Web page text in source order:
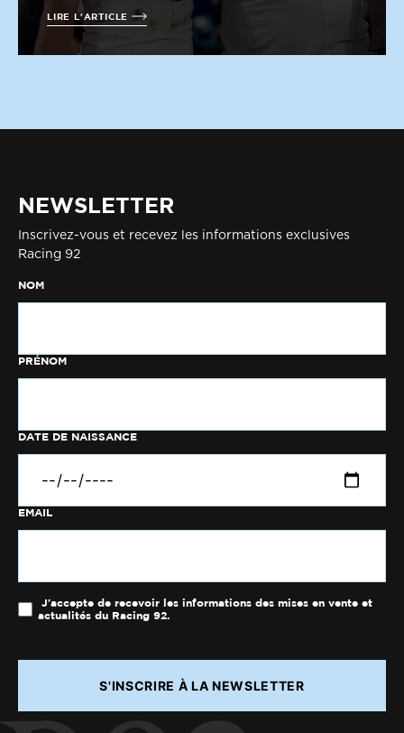
LIRE L'ARTICLE
NEWSLETTER
Inscrivez-vous et recevez les informations exclusives
Racing 92
NOM
PRÉNOM
DATE DE NAISSANCE
EMAIL
J'accepte de recevoir les informations des mises en vente et
actualités du Racing 92.
S'INSCRIRE À LA NEWSLETTER